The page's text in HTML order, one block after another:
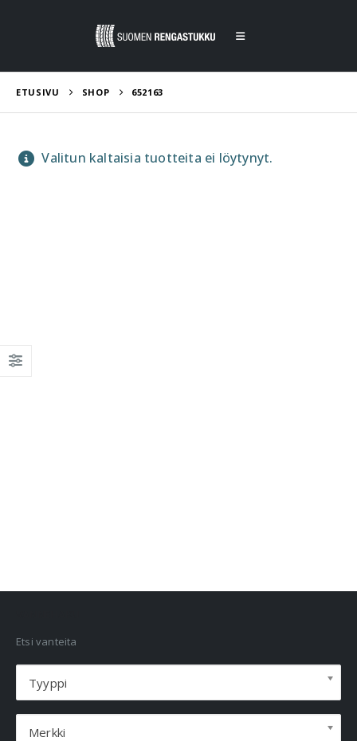
ETUSIVU SHOP 652163
Valitun kaltaisia tuotteita ei löytynyt.
Etsi vanteita
Tyyppi
Merkki